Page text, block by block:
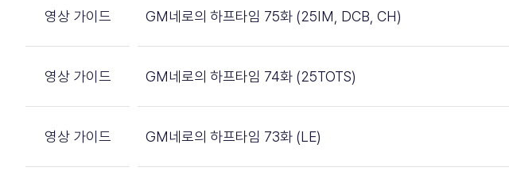
영상 가이드 GM네로의 하프타임 75화 (25IM, DCB, CH)
영상 가이드 GM네로의 하프타임 74화 (25TOTS)
영상 가이드 GM네로의 하프타임 73화 (LE)